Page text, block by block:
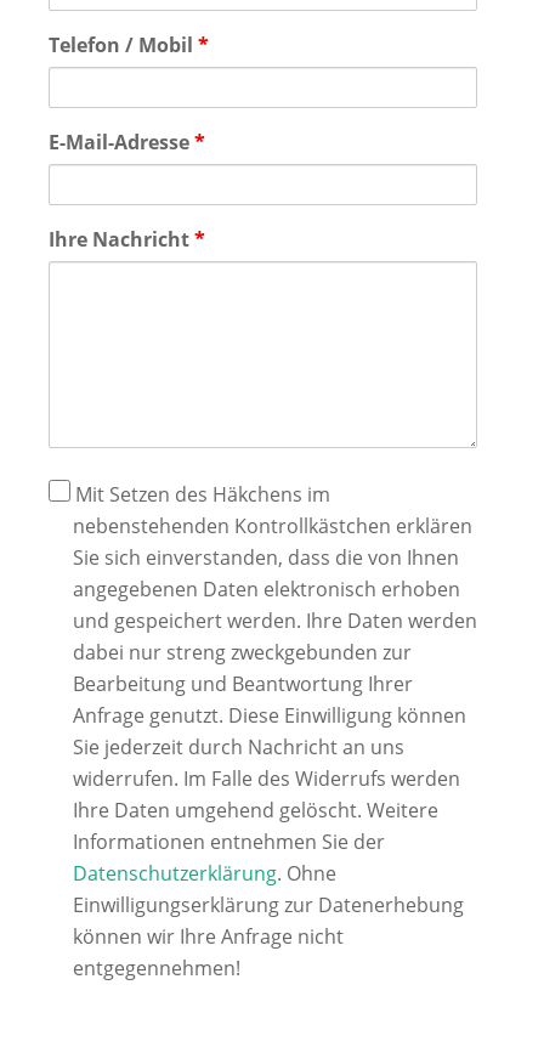
Telefon / Mobil *
E-Mail-Adresse*
Ihre Nachricht*
Datenschutz
Mit Setzen des Häkchens im
nebenstehenden Kontrollkästchen erklären
Sie sich einverstanden, dass die von Ihnen
angegebenen Daten elektronisch erhoben
und gespeichert werden. Ihre Daten werden
dabei nur streng zweckgebunden zur
Bearbeitung und Beantwortung Ihrer
Anfrage genutzt. Diese Einwilligung können
Sie jederzeit durch Nachricht an uns
widerrufen. Im Falle des Widerrufs werden
Ihre Daten umgehend gelöscht. Weitere
Informationen entnehmen Sie der
Datenschutzerklärung. Ohne
Einwilligungserklärung zur Datenerhebung
können wir Ihre Anfrage nicht
entgegennehmen!